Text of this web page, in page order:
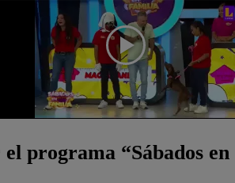
programa “Sábados